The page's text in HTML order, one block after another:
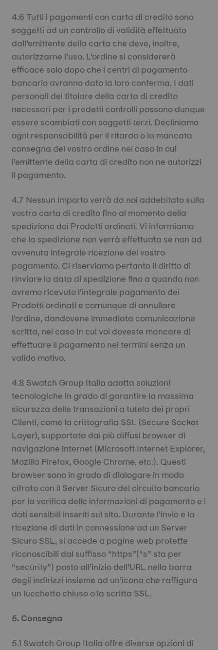
4.6 Tutti i pagamenti con carta di credito sono
soggetti ad un controllo di validità effettuato
dall’emittente della carta che deve, inoltre,
autorizzarne l’uso. L’ordine si considererà
efficace solo dopo che i centri di pagamento
bancario avranno dato la loro conferma. I dati
personali del titolare della carta di credito
necessari per i predetti controlli possono dunque
essere scambiati con soggetti terzi. Decliniamo
ogni responsabilità per il ritardo o la mancata
consegna del vostro ordine nel caso in cui
l’emittente della carta di credito non ne autorizzi
il pagamento.
4.7 Nessun importo verrà da noi addebitato sulla
vostra carta di credito fino al momento della
spedizione dei Prodotti ordinati. Vi informiamo
che la spedizione non verrà effettuata se non ad
avvenuta integrale ricezione del vostro
pagamento. Ci riserviamo pertanto il diritto di
rinviare la data di spedizione fino a quando non
avremo ricevuto l’integrale pagamento dei
Prodotti ordinati e comunque di annullare
l’ordine, dandovene immediata comunicazione
scritta, nel caso in cui voi doveste mancare di
effettuare il pagamento nei termini senza un
valido motivo.
4.8 Swatch Group Italia adotta soluzioni
tecnologiche in grado di garantire la massima
sicurezza delle transazioni a tutela dei propri
Clienti, come la crittografia SSL (Secure Socket
Layer), supportata dai più diffusi browser di
navigazione internet (Microsoft Internet Explorer,
Mozilla Firefox, Google Chrome, etc.). Questi
browser sono in grado di dialogare in modo
cifrato con il Server Sicuro del circuito bancario
per la verifica delle informazioni di pagamento e i
dati sensibili inseriti sul sito. Durante l’invio e la
ricezione di dati in connessione ad un Server
Sicuro SSL, si accede a pagine web protette
riconoscibili dal suffisso “https”(“s” sta per
“security”) posto all’inizio dell’URL nella barra
degli indirizzi insieme ad un’icona che raffigura
un lucchetto chiuso o la scritta SSL.
5. Consegna
5.1 Swatch Group Italia offre diverse opzioni di